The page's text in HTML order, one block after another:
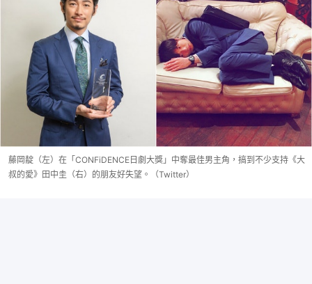
藤岡靛（左）在「CONFiDENCE日劇大獎」中奪最佳男主角，搞到不少支持《大
叔的愛》田中圭（右）的朋友好失望。（Twitter）